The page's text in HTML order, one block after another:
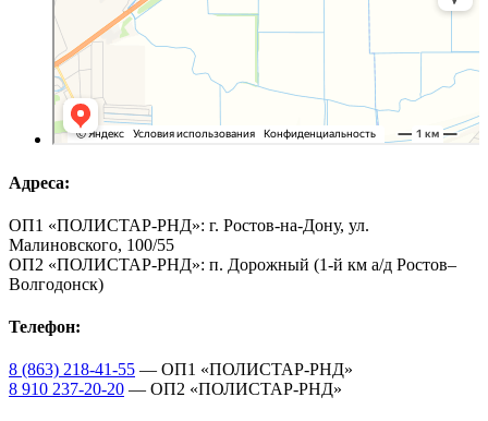
Адреса:
ОП1 «ПОЛИСТАР-РНД»: г. Ростов-на-Дону, ул.
Малиновского, 100/55
ОП2 «ПОЛИСТАР-РНД»: п. Дорожный (1-й км а/д Ростов–
Волгодонск)
Телефон:
8 (863) 218-41-55 — ОП1 «ПОЛИСТАР-РНД»
8 910 237-20-20 — ОП2 «ПОЛИСТАР-РНД»